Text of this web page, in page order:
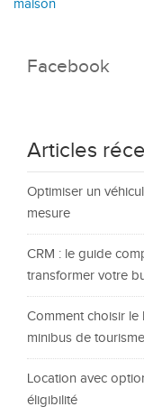
maison
Facebook
Articles
Optimiser un
mesure
CRM : le guide
transformer votre
Comment choisir
minibus de
Location avec
éligibilité